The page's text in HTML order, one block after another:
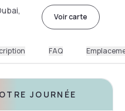
Voir carte
FAQ
JOURNÉE